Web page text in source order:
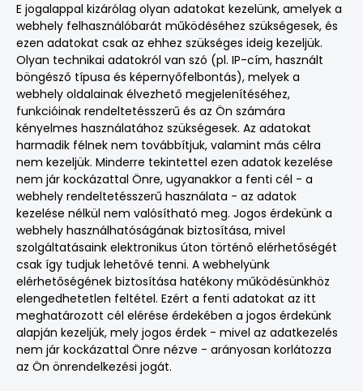
E jogalappal kizárólag olyan adatokat kezelünk, amelyek a
webhely felhasználóbarát működéséhez szükségesek, és
ezen adatokat csak az ehhez szükséges ideig kezeljük.
Olyan technikai adatokról van szó (pl. IP-cím, használt
böngésző típusa és képernyőfelbontás), melyek a
webhely oldalainak élvezhető megjelenítéséhez,
funkcióinak rendeltetésszerű és az Ön számára
kényelmes használatához szükségesek. Az adatokat
harmadik félnek nem továbbítjuk, valamint más célra
nem kezeljük. Minderre tekintettel ezen adatok kezelése
nem jár kockázattal Önre, ugyanakkor a fenti cél - a
webhely rendeltetésszerű használata - az adatok
kezelése nélkül nem valósítható meg. Jogos érdekünk a
webhely használhatóságának biztosítása, mivel
szolgáltatásaink elektronikus úton történő elérhetőségét
csak így tudjuk lehetővé tenni. A webhelyünk
elérhetőségének biztosítása hatékony működésünkhöz
elengedhetetlen feltétel. Ezért a fenti adatokat az itt
meghatározott cél elérése érdekében a jogos érdekünk
alapján kezeljük, mely jogos érdek - mivel az adatkezelés
nem jár kockázattal Önre nézve - arányosan korlátozza
az Ön önrendelkezési jogát.